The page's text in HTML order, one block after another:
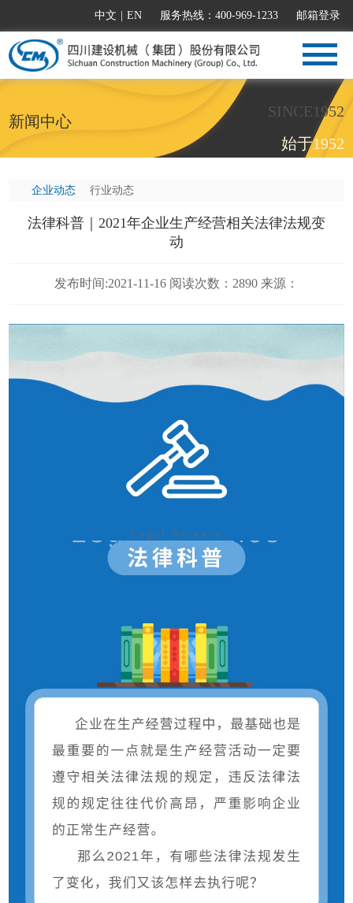
中文 EN 服务热线：400-969-1233 邮箱登录
新闻中心
SINCE1952
始于1952
企业动态 行业动态
法律科普｜2021年企业生产经营相关法律法规变
动
发布时间:2021-11-16 阅读次数：2890 来源：
Legal Science